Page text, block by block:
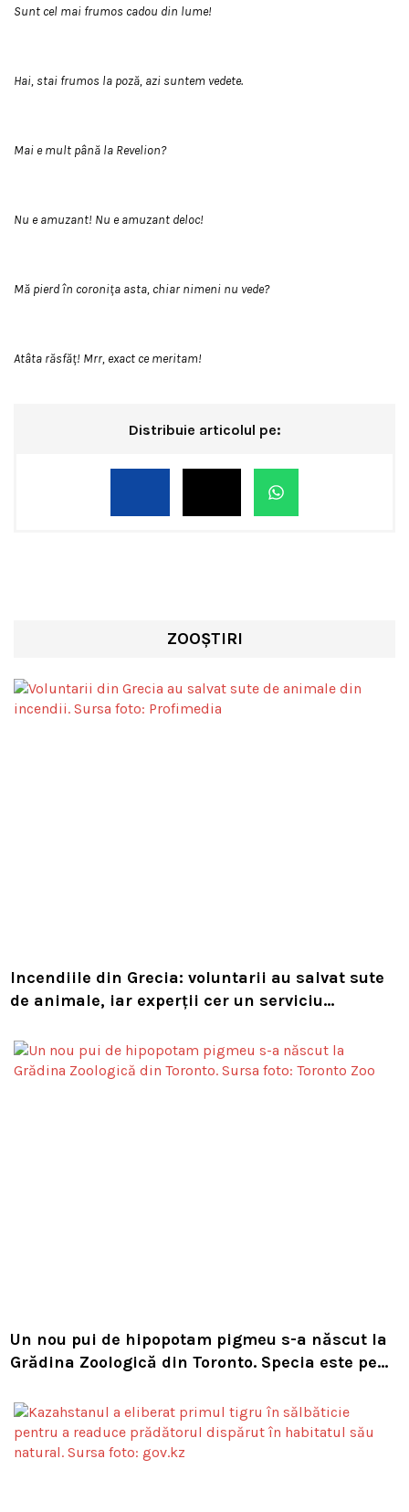
Sunt cel mai frumos cadou din lume!
Hai, stai frumos la poză, azi suntem vedete.
Mai e mult până la Revelion?
Nu e amuzant! Nu e amuzant deloc!
Mă pierd în coronița asta, chiar nimeni nu vede?
Atâta răsfăț! Mrr, exact ce meritam!
Distribuie articolul pe:
ZOOȘTIRI
Incendiile din Grecia: voluntarii au salvat sute
de animale, iar experții cer un serviciu
Un nou pui de hipopotam pigmeu s-a născut la
Grădina Zoologică din Toronto. Specia este pe